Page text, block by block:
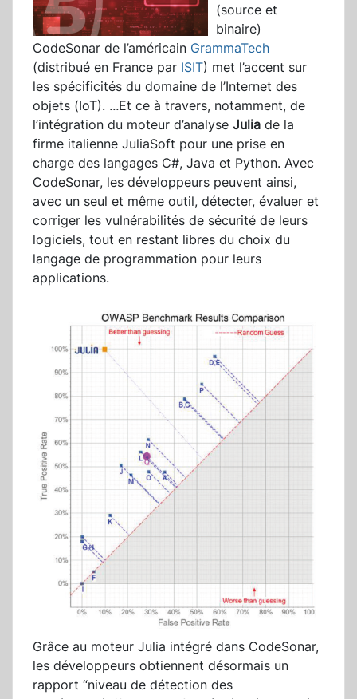
(source et
binaire)
CodeSonar de l’américain GrammaTech
(distribué en France par ISIT) met l’accent sur
les spécificités du domaine de l’Internet des
objets (IoT). ...Et ce à travers, notamment, de
l’intégration du moteur d’analyse Julia de la
firme italienne JuliaSoft pour une prise en
charge des langages C#, Java et Python. Avec
CodeSonar, les développeurs peuvent ainsi,
avec un seul et même outil, détecter, évaluer et
corriger les vulnérabilités de sécurité de leurs
logiciels, tout en restant libres du choix du
langage de programmation pour leurs
applications.
Grâce au moteur Julia intégré dans CodeSonar,
les développeurs obtiennent désormais un
rapport “niveau de détection des